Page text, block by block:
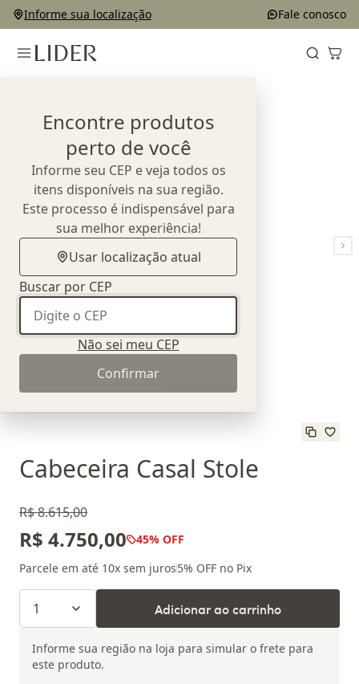
Informe sua localização Fale conosco
Encontre produtos
perto de você
Informe seu CEP e veja todos os
itens disponíveis na sua região.
Este processo é indispensável para
sua melhor experiência!
Usar localização atual
Buscar por CEP
Não sei meu CEP
Confirmar
Cabeceira Casal Stole
R$ 8.615,00
R$ 4.750,00 45% OFF
Parcele em até 10x sem juros5% OFF no Pix
1 Adicionar ao carrinho
Informe sua região na loja para simular o frete para
este produto.